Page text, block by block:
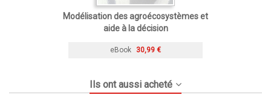
Modélisation des agroécosystèmes et
aide à la décision
eBook 30,99 €
Ils ont aussi acheté